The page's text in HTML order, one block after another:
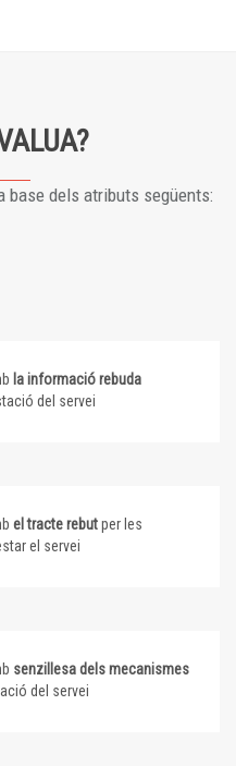
base dels atributs següents:
la informació rebuda
del servei
el tracte rebutper les
el servei
senzillesa dels mecanismes
del servei